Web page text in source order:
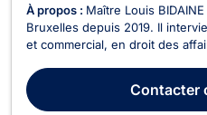
À propos : Maître Louis
Bruxelles depuis 2019. Il
et commercial, en droit des
sociétés, il accompagne
rédaction de contrats, la st...
Contacter